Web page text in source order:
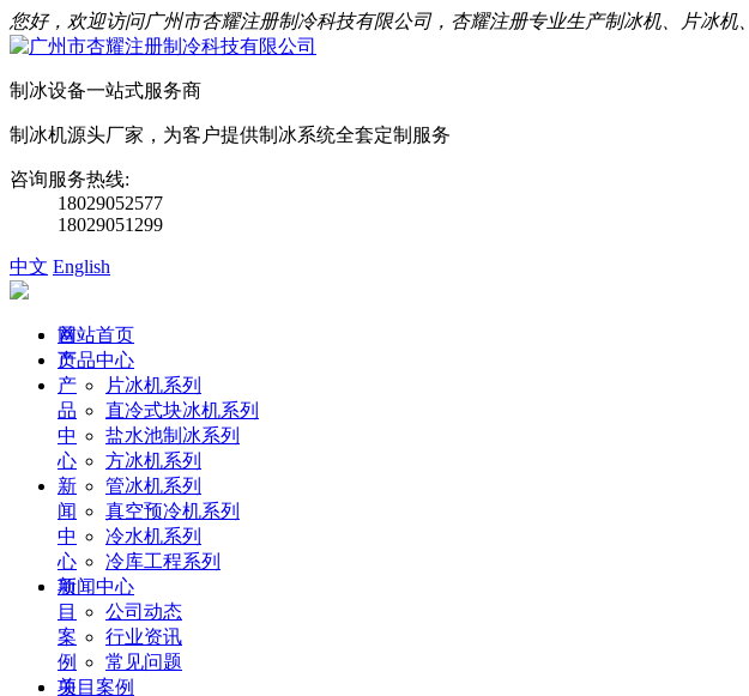
您好，欢迎访问广州市杏耀注册制冷科技有限公司，杏耀注册专业生产制冰机、片冰
制冰设备一站式服务商
制冰机源头厂家，为客户提供制冰系统全套定制服务
咨询服务热线:
18029052577
18029051299
中文 English
首
页
产
品
中
心
新
闻
中
心
项
目
案
例
关
网站首页
产品中心
片冰机系列
直冷式块冰机系列
盐水池制冰系列
方冰机系列
管冰机系列
真空预冷机系列
冷水机系列
冷库工程系列
新闻中心
公司动态
行业资讯
常见问题
项目案例